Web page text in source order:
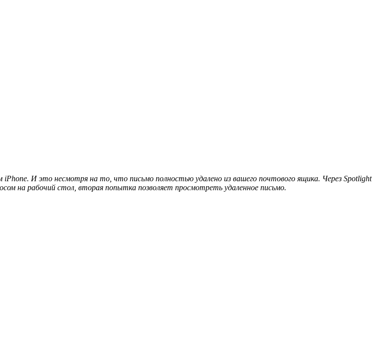
И это несмотря на то, что письмо полностью удалено из вашего почтового ящика. Через Spotlight
на рабочий стол, вторая попытка позволяет просмотреть удаленное письмо.